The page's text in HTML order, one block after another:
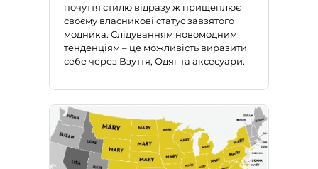
почуття стилю відразу ж прищеплює
своєму власникові статус завзятого
модника. Слідуванням новомодним
тенденціям – це можливість виразити
себе через Взуття, Одяг та аксесуари.